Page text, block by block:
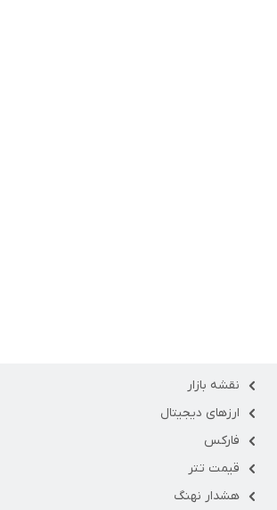
نقشه بازار
ارزهای دیجیتال
فارکس
قیمت تتر
هشدار نهنگ